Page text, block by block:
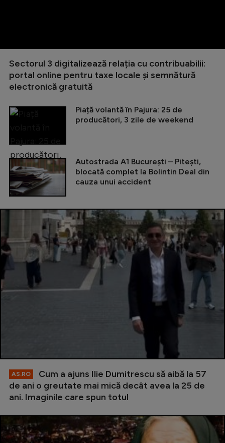
Sectorul 3 digitalizează relația cu contribuabilii:
portal online pentru taxe locale și semnătură
electronică gratuită
Piață volantă în Pajura: 25 de
producători, 3 zile de weekend
Autostrada A1 București – Pitești,
blocată complet la Bolintin Deal din
cauza unui accident
AS.RO
Cum a ajuns Ilie Dumitrescu să aibă la 57
de ani o greutate mai mică decât avea la 25 de
ani. Imaginile care spun totul